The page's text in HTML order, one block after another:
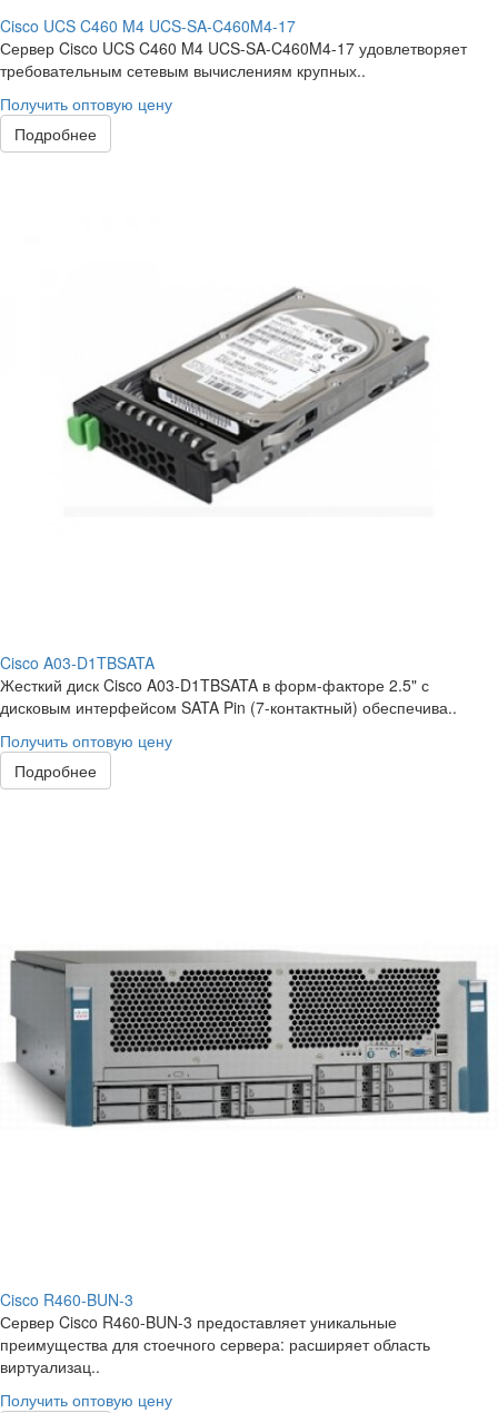
Cisco UCS C460 M4 UCS-SA-C460M4-17
Сервер Cisco UCS C460 M4 UCS-SA-C460M4-17 удовлетворяет
требовательным сетевым вычислениям крупных..
Получить оптовую цену
Подробнее
Cisco A03-D1TBSATA
Жесткий диск Cisco A03-D1TBSATA в форм-факторе 2.5" с
дисковым интерфейсом SATA Pin (7-контактный) обеспечива..
Получить оптовую цену
Подробнее
Cisco R460-BUN-3
Сервер Cisco R460-BUN-3 предоставляет уникальные
преимущества для стоечного сервера: расширяет область
виртуализац..
Получить оптовую цену